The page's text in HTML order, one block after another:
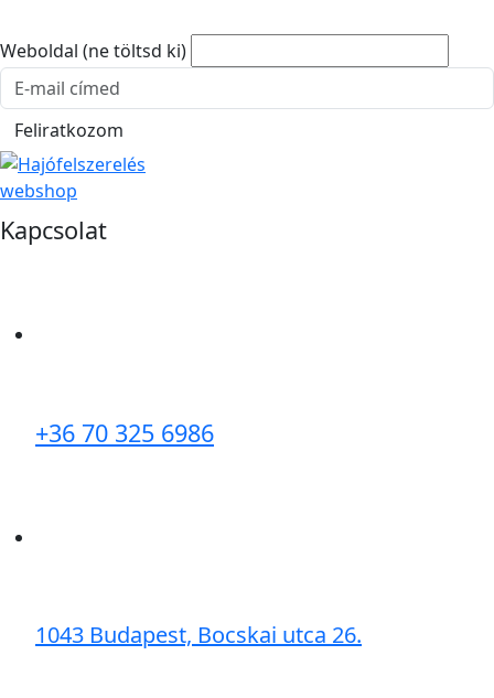
Weboldal (ne töltsd ki)
E-mail cím
Feliratkozom
Kapcsolat
+36 70 325 6986
1043 Budapest, Bocskai utca 26.